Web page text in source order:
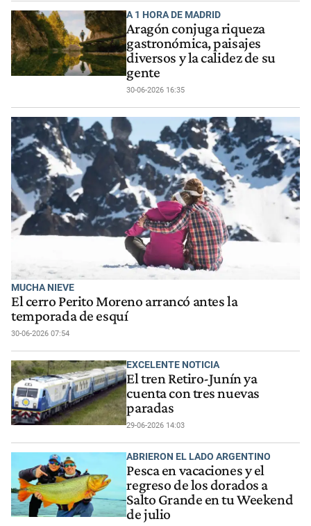
A 1 HORA DE MADRID
Aragón conjuga riqueza
gastronómica, paisajes
diversos y la calidez de su
gente
30-06-2026 16:35
MUCHA NIEVE
El cerro Perito Moreno arrancó antes la
temporada de esquí
30-06-2026 07:54
EXCELENTE NOTICIA
El tren Retiro-Junín ya
cuenta con tres nuevas
paradas
29-06-2026 14:03
ABRIERON EL LADO ARGENTINO
Pesca en vacaciones y el
regreso de los dorados a
Salto Grande en tu Weekend
de julio